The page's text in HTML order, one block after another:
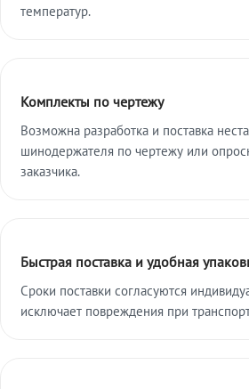
температур.
Комплекты по чертежу
Возможна разработка и поставка
шинодержателя по чертежу или
заказчика.
Быстрая поставка и удобная
Сроки поставки согласуются
исключает повреждения при